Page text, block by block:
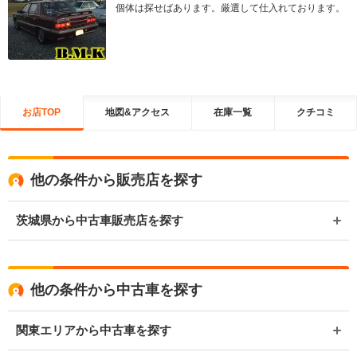
個体は探せばあります。厳選して仕入れております。
お店TOP 地図&アクセス 在庫一覧 クチコミ
他の条件から販売店を探す
茨城県から中古車販売店を探す
他の条件から中古車を探す
関東エリアから中古車を探す